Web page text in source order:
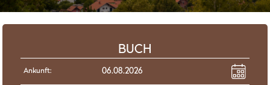
BUCH
Ankunft: